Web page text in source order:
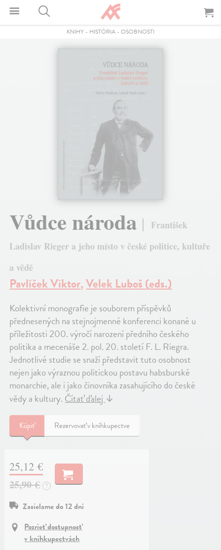
KNIHY - HISTÓRIA - OSOBNOSTI
Vůdce národa
František
Ladislav Rieger a jeho místo v české politice, kultuře
a vědě
Pavlíček Viktor,Velek Luboš (eds.)
Kolektivní monografie je souborem příspěvků
přednesených na stejnojmenné konferenci konané u
příležitosti 200. výročí narození předního českého
politika a mecenáše 2. pol. 20. století F. L. Riegra.
Jednotlivé studie se snaží představit tuto osobnost
nejen jako výraznou politickou postavu habsburské
monarchie, ale i jako činovníka zasahujícího do české
vědy a kultury.Čítať ďalej↓
Kúpiť Rezervovať v kníhkupectve
25,12 €
25,90 €
?
Zasielame do 12 dní
Pozrieť dostupnosť
v kníhkupectvách